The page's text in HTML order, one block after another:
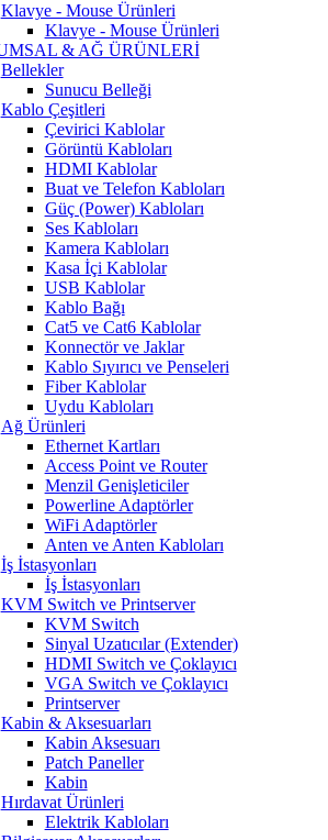
Klavye - Mouse Ürünleri
Klavye - Mouse Ürünleri
& AĞ ÜRÜNLERİ
Bellekler
Sunucu Belleği
Kablo Çeşitleri
Çevirici Kablolar
Görüntü Kabloları
HDMI Kablolar
Buat ve Telefon Kabloları
Güç (Power) Kabloları
Ses Kabloları
Kamera Kabloları
Kasa İçi Kablolar
USB Kablolar
Kablo Bağı
Cat5 ve Cat6 Kablolar
Konnectör ve Jaklar
Kablo Sıyırıcı ve Penseleri
Fiber Kablolar
Uydu Kabloları
Ağ Ürünleri
Ethernet Kartları
Access Point ve Router
Menzil Genişleticiler
Powerline Adaptörler
WiFi Adaptörler
Anten ve Anten Kabloları
İş İstasyonları
İş İstasyonları
KVM Switch ve Printserver
KVM Switch
Sinyal Uzatıcılar (Extender)
HDMI Switch ve Çoklayıcı
VGA Switch ve Çoklayıcı
Printserver
Kabin & Aksesuarları
Kabin Aksesuarı
Patch Paneller
Kabin
Hırdavat Ürünleri
Elektrik Kabloları